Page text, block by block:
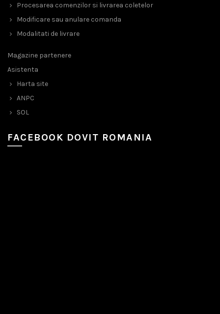
Procesarea comenzilor si livrarea coletelor
Modificare sau anulare comanda
Modalitati de livrare
Magazine partenere
Asistenta
Harta site
ANPC
SOL
FACEBOOK DOVIT ROMANIA